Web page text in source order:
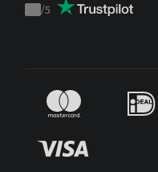
Trustpilot
/5